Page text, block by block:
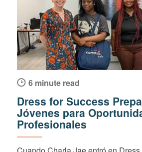
6 minute read
Dress for Success
Jóvenes para
Profesionales